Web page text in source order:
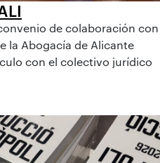
de colaboración con
la Abogacía de Alicante
con el colectivo jurídico